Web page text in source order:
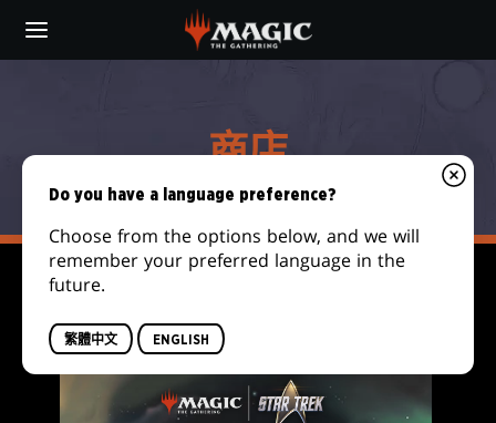
main
商店
Do you have a language preference?
Choose from the options below, and we will
remember your preferred language in the
future.
繁體中文 ENGLISH